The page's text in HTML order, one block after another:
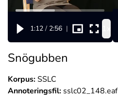
1:12 / 2:56 |
Snögubben
Korpus:SSLC
Annoteringsfil: sslc02_148.eaf